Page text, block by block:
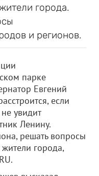
города.
и регионов.
парке
Евгений
если
увидит
Ленину.
решать вопросы
города,